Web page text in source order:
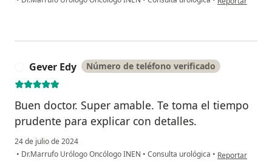
Gever Edy Número de teléfono verificado
Buen doctor. Super amable. Te toma el tiempo
prudente para explicar con detalles.
24 de julio de 2024
• Dr.Marrufo Urólogo Oncólogo INEN • Consulta urológica • en opinión del
Reportar